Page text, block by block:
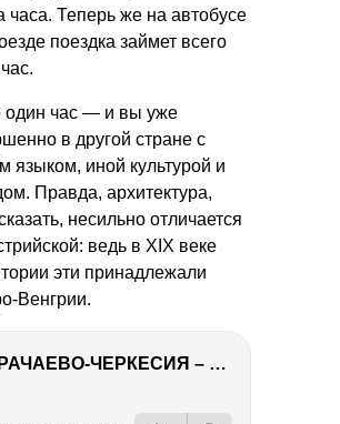
часа. Теперь же на автобусе
поездка займет всего
один час — и вы уже
в другой стране с
языком, иной культурой и
Правда, архитектура,
несильно отличается
ведь в XIX веке
эти принадлежали
Венгрии.
КАРАЧАЕВО-ЧЕРКЕСИЯ – ПУТЕШЕСТВИЕ НА КАВКАЗ часть 2